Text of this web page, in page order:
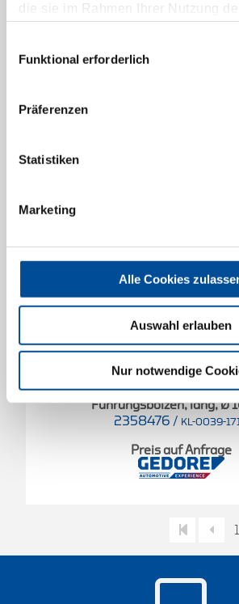
die sie im Rahmen Ihrer Nutzung
gesammelt haben. Unsere
Funktional erforderlich
Präferenzen
Statistiken
Marketing
Alle Cookies
Auswahl erlauben
Nur notwendige
2358352
Führungsbolzen, lang, Ø
2358476 / KL-0039-
Preis auf Anfrage